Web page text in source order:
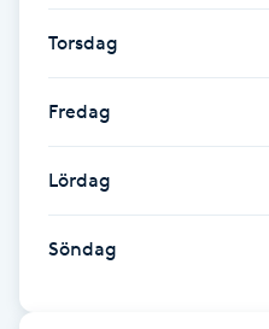
Fransförlängning Megavolym
Fransförlängning Volym
Fransk manikyr
Fransrengöring
Torsdag
Fredag
Lördag
Söndag